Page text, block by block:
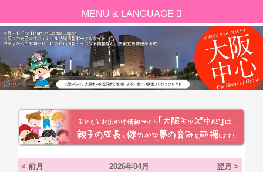
< 前月 2026年04月
翌月 >